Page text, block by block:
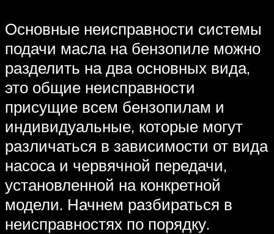
Основные неисправности системы
подачи масла на бензопиле можно
разделить на два основных вида,
это общие неисправности
присущие всем бензопилам и
индивидуальные, которые могут
различаться в зависимости от вида
насоса и червячной передачи,
установленной на конкретной
модели. Начнем разбираться в
неисправностях по порядку.